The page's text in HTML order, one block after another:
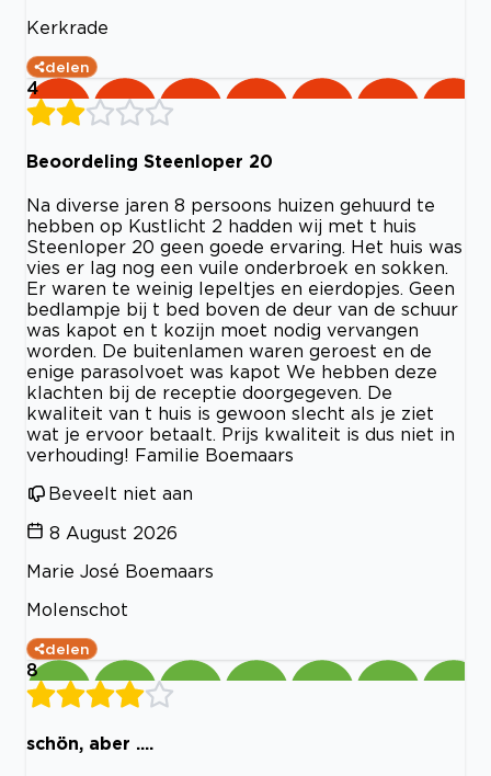
Kerkrade
delen
4
Beoordeling Steenloper 20
Na diverse jaren 8 persoons huizen gehuurd te
hebben op Kustlicht 2 hadden wij met t huis
Steenloper 20 geen goede ervaring. Het huis was
vies er lag nog een vuile onderbroek en sokken.
Er waren te weinig lepeltjes en eierdopjes. Geen
bedlampje bij t bed boven de deur van de schuur
was kapot en t kozijn moet nodig vervangen
worden. De buitenlamen waren geroest en de
enige parasolvoet was kapot We hebben deze
klachten bij de receptie doorgegeven. De
kwaliteit van t huis is gewoon slecht als je ziet
wat je ervoor betaalt. Prijs kwaliteit is dus niet in
verhouding! Familie Boemaars
Beveelt niet aan
8 August 2026
Marie José Boemaars
Molenschot
delen
8
schön, aber ....